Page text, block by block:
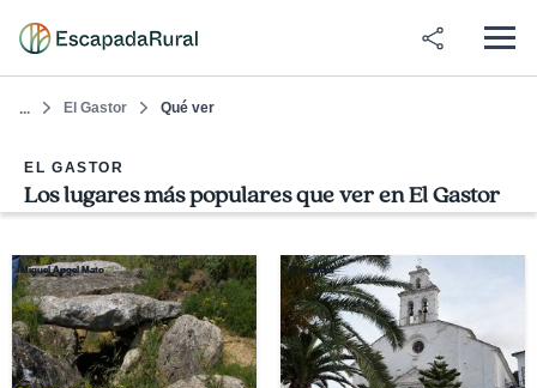
... El Gastor Qué ver
EL GASTOR
Los lugares más populares que ver en El Gastor
Miguel Ángel Mato El pantera